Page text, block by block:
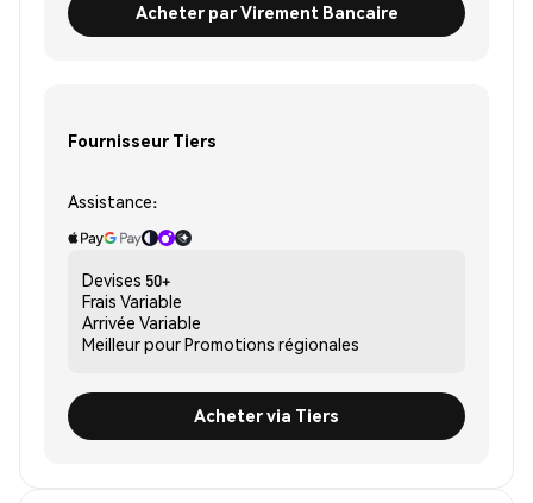
Acheter par Virement Bancaire
Fournisseur Tiers
Assistance:
Devises 50+
Frais Variable
Arrivée Variable
Meilleur pourPromotions régionales
Acheter via Tiers